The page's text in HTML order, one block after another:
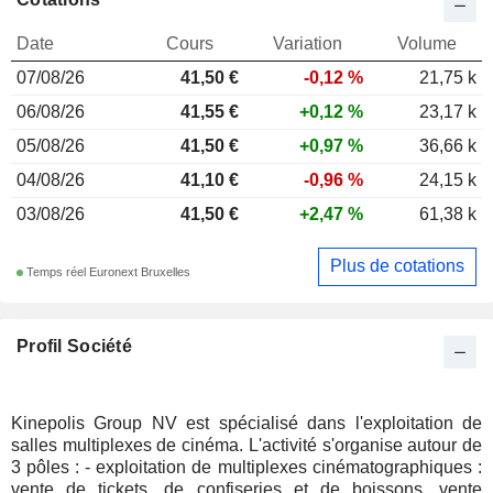
Profil Société
Kinepolis Group NV est spécialisé dans l'exploitation de
salles multiplexes de cinéma. L'activité s'organise autour de
3 pôles : - exploitation de multiplexes cinématographiques :
vente de tickets, de confiseries et de boissons, vente
Date Cours Variation
Volume
07/08/26
41,50 € -0,12 %
21,75 k
06/08/26
41,55 € +0,12 %
23,17 k
05/08/26
41,50 € +0,97 %
36,66 k
04/08/26
41,10 € -0,96 %
24,15 k
03/08/26
41,50 € +2,47 % 61,38 k
Temps réel Euronext Bruxelles Plus de cotations